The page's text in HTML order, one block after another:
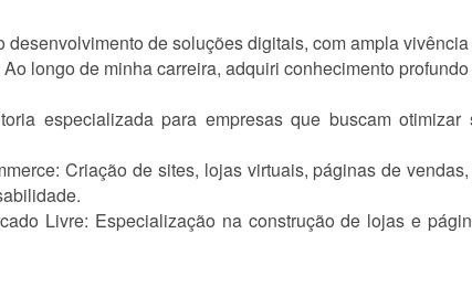
de soluções digitais, com ampla
longo de minha carreira, adquiri conhecimento
especializada para empresas que buscam
Criação de sites, lojas virtuais, páginas de
Livre: Especialização na construção de lojas e